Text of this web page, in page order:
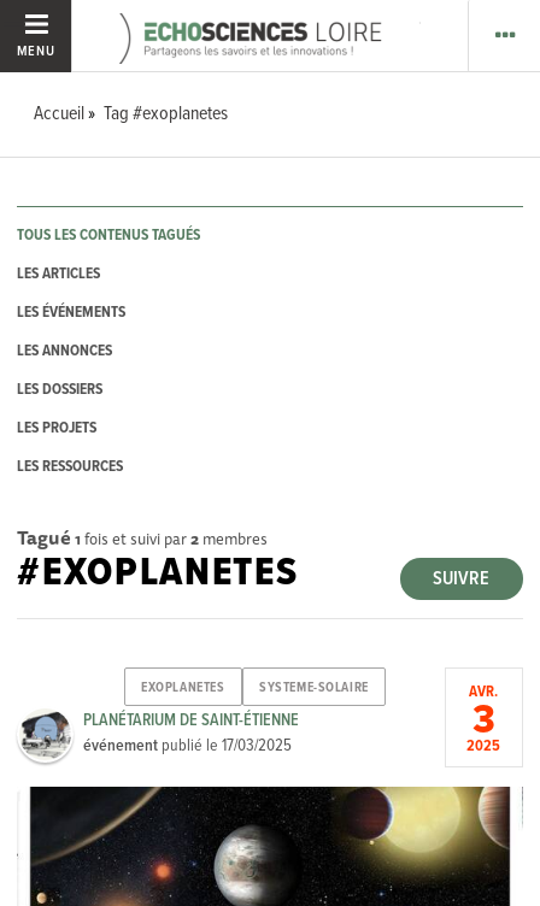
MENU
Accueil Tag #exoplanetes
TOUS LES CONTENUS TAGUÉS
LES ARTICLES
LES ÉVÉNEMENTS
LES ANNONCES
LES DOSSIERS
LES PROJETS
LES RESSOURCES
Tagué 1 fois et suivi par2 membres
SUIVRE
#EXOPLANETES
EXOPLANETES SYSTEME-SOLAIRE
PLANÉTARIUM DE SAINT-ÉTIENNE
événement publié le17/03/2025
AVR.
3
2025